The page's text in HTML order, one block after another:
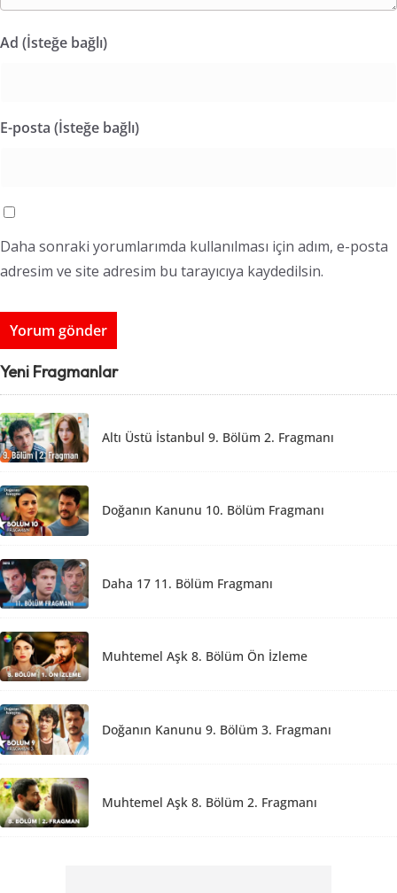
Ad (İsteğe bağlı)
E-posta (İsteğe bağlı)
Daha sonraki yorumlarımda kullanılması için adım, e-posta
adresim ve site adresim bu tarayıcıya kaydedilsin.
Yeni Fragmanlar
Altı Üstü İstanbul 9. Bölüm 2. Fragmanı
Doğanın Kanunu 10. Bölüm Fragmanı
Daha 17 11. Bölüm Fragmanı
Muhtemel Aşk 8. Bölüm Ön İzleme
Doğanın Kanunu 9. Bölüm 3. Fragmanı
Muhtemel Aşk 8. Bölüm 2. Fragmanı